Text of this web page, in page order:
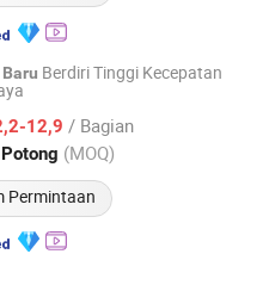
Baru Berdiri Tinggi Kecepatan
12,9 / Bagian
(MOQ)
Permintaan
Co., Ltd
Harga mulai 2020